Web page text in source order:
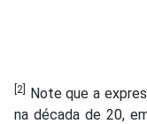
[2]
Note que a
na década de 20,